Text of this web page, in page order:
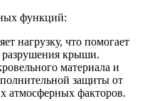
функций:
нагрузку, что помогает
разрушения крыши.
материала и
защиты от
атмосферных факторов.